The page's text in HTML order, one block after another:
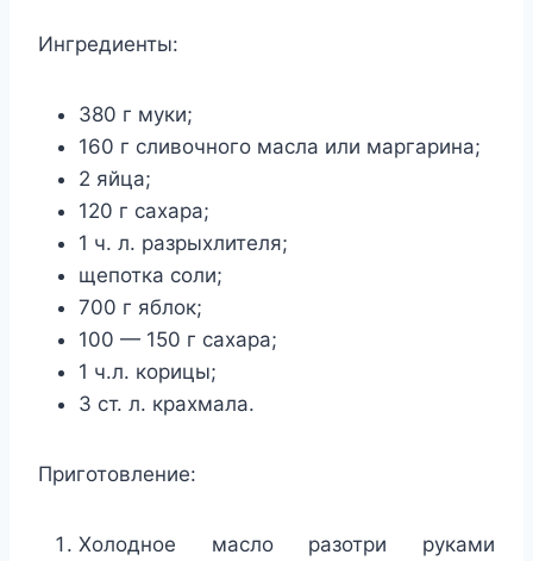
Ингредиенты:
380 г муки;
160 г сливочного масла или маргарина;
2 яйца;
120 г сахара;
1 ч. л. разрыхлителя;
щепотка соли;
700 г яблок;
100 — 150 г сахара;
1 ч.л. корицы;
3 ст. л. крахмала.
Приготовление:
Холодное масло разотри руками